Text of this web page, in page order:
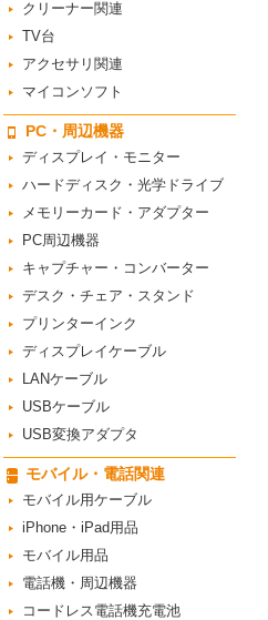
クリーナー関連
TV台
アクセサリ関連
マイコンソフト
PC・周辺機器
ディスプレイ・モニター
ハードディスク・光学ドライブ
メモリーカード・アダプター
PC周辺機器
キャプチャー・コンバーター
デスク・チェア・スタンド
プリンターインク
ディスプレイケーブル
LANケーブル
USBケーブル
USB変換アダプタ
モバイル・電話関連
モバイル用ケーブル
iPhone・iPad用品
モバイル用品
電話機・周辺機器
コードレス電話機充電池